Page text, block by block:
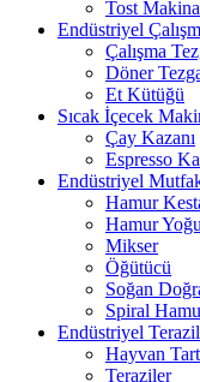
Tost
Endüstriyel
Çalışma
Döner
Et Kütüğü
Sıcak İçecek
Çay Kazanı
Espresso
Endüstriyel
Hamur
Hamur
Mikser
Öğütücü
Soğan
Spiral
Endüstriyel
Hayvan
Teraziler